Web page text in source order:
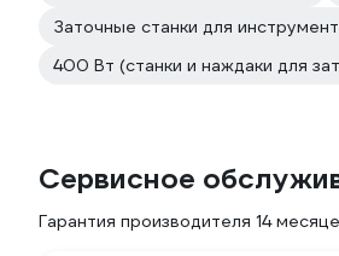
Заточные станки для
400 Вт (станки и наждаки для
Сервисное
Гарантия производителя 14